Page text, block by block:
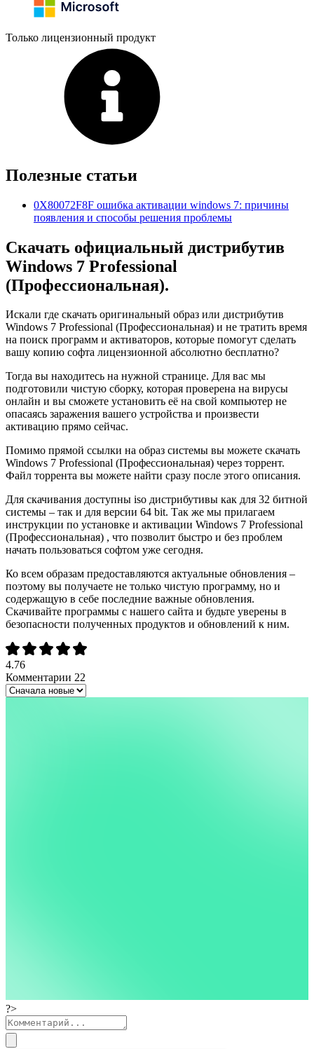
Только лицензионный продукт
Полезные статьи
0X80072F8F ошибка активации windows 7: причины
появления и способы решения проблемы
Скачать официальный дистрибутив
Windows 7 Professional
(Профессиональная).
Искали где скачать оригинальный образ или дистрибутив
Windows 7 Professional (Профессиональная) и не тратить время
на поиск программ и активаторов, которые помогут сделать
вашу копию софта лицензионной абсолютно бесплатно?
Тогда вы находитесь на нужной странице. Для вас мы
подготовили чистую сборку, которая проверена на вирусы
онлайн и вы сможете установить её на свой компьютер не
опасаясь заражения вашего устройства и произвести
активацию прямо сейчас.
Помимо прямой ссылки на образ системы вы можете скачать
Windows 7 Professional (Профессиональная) через торрент.
Файл торрента вы можете найти сразу после этого описания.
Для скачивания доступны iso дистрибутивы как для 32 битной
системы – так и для версии 64 bit. Так же мы прилагаем
инструкции по установке и активации Windows 7 Professional
(Профессиональная) , что позволит быстро и без проблем
начать пользоваться софтом уже сегодня.
Ко всем образам предоставляются актуальные обновления –
поэтому вы получаете не только чистую программу, но и
содержащую в себе последние важные обновления.
Скачивайте программы с нашего сайта и будьте уверены в
безопасности полученных продуктов и обновлений к ним.
4.76
Комментарии 22
?>